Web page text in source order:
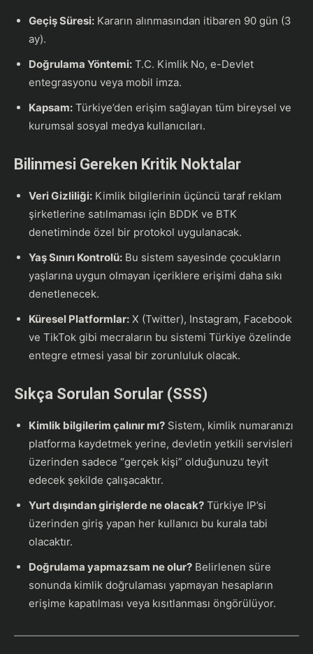
Geçiş Süresi: Kararın alınmasından itibaren 90 gün (3
ay).
Doğrulama Yöntemi: T.C. Kimlik No, e-Devlet
entegrasyonu veya mobil imza.
Kapsam: Türkiye’den erişim sağlayan tüm bireysel ve
kurumsal sosyal medya kullanıcıları.
Bilinmesi Gereken Kritik Noktalar
Veri Gizliliği: Kimlik bilgilerinin üçüncü taraf reklam
şirketlerine satılmaması için BDDK ve BTK
denetiminde özel bir protokol uygulanacak.
Yaş Sınırı Kontrolü: Bu sistem sayesinde çocukların
yaşlarına uygun olmayan içeriklere erişimi daha sıkı
denetlenecek.
Küresel Platformlar: X (Twitter), Instagram, Facebook
ve TikTok gibi mecraların bu sistemi Türkiye özelinde
entegre etmesi yasal bir zorunluluk olacak.
Sıkça Sorulan Sorular (SSS)
Kimlik bilgilerim çalınır mı? Sistem, kimlik numaranızı
platforma kaydetmek yerine, devletin yetkili servisleri
üzerinden sadece “gerçek kişi” olduğunuzu teyit
edecek şekilde çalışacaktır.
Yurt dışından girişlerde ne olacak? Türkiye IP’si
üzerinden giriş yapan her kullanıcı bu kurala tabi
olacaktır.
Doğrulama yapmazsam ne olur? Belirlenen süre
sonunda kimlik doğrulaması yapmayan hesapların
erişime kapatılması veya kısıtlanması öngörülüyor.